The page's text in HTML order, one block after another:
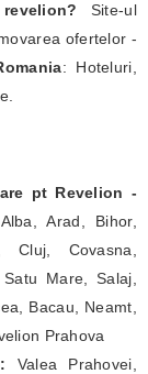
Site-ul
ofertelor -
: Hoteluri,
pt Revelion -
Arad, Bihor,
Cluj, Covasna,
Mare, Salaj,
Bacau, Neamt,
Prahova
Valea Prahovei,